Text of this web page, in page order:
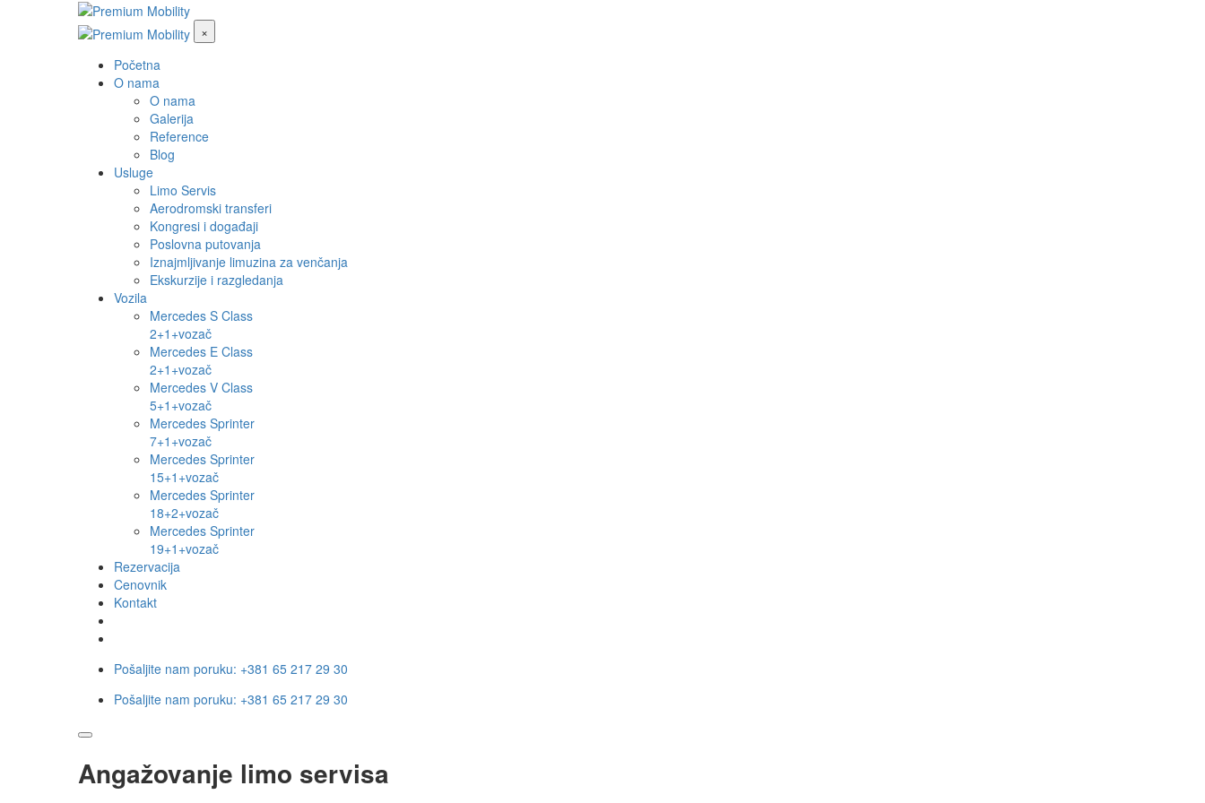
×
Početna
O nama
O nama
Galerija
Reference
Blog
Usluge
Limo Servis
Aerodromski transferi
Kongresi i događaji
Poslovna putovanja
Iznajmljivanje limuzina za venčanja
Ekskurzije i razgledanja
Vozila
Mercedes S Class
2+1+vozač
Mercedes E Class
2+1+vozač
Mercedes V Class
5+1+vozač
Mercedes Sprinter
7+1+vozač
Mercedes Sprinter
15+1+vozač
Mercedes Sprinter
18+2+vozač
Mercedes Sprinter
19+1+vozač
Rezervacija
Cenovnik
Kontakt
Pošaljite nam poruku: +381 65 217 29 30
Pošaljite nam poruku: +381 65 217 29 30
Angažovanje limo servisa